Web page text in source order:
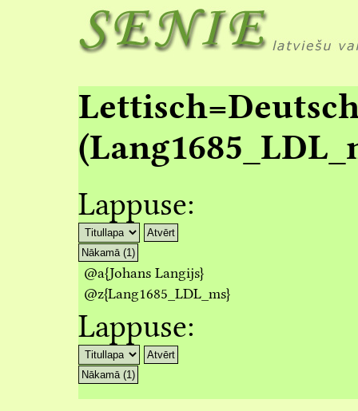
Lappuse:
Atvērt
Nākamā (1)
@a{Johans Langijs}
@z{Lang1685_LDL_ms}
Lappuse:
Atvērt
Nākamā (1)